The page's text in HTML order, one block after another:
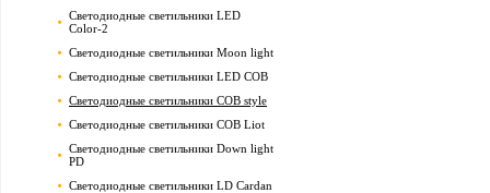
Светодиодные светильники LED
Color-2
Светодиодные светильники Moon light
Светодиодные светильники LED COB
Светодиодные светильники COB style
Светодиодные светильники COB Liot
Светодиодные светильники Down light
PD
Светодиодные светильники LD Cardan